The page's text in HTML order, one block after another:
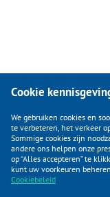
KLANTENSERVICE
CATEGORIEËN
Cookie
We gebruiken cookies en
te verbeteren, het verkeer
Sommige cookies zijn
andere ons helpen onze
op “Alles accepteren” te
kunt uw voorkeuren
Cookiebeleid